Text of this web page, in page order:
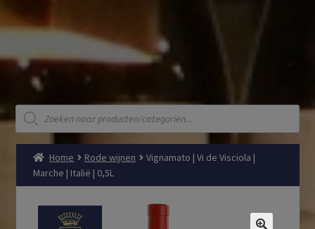
Producten
zoeken
Home Rode wijnen
Vignamato | Vi de Visciola |
Marche | Italië | 0,5L